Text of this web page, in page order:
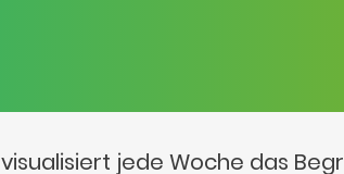
visualisiert jede Woche das